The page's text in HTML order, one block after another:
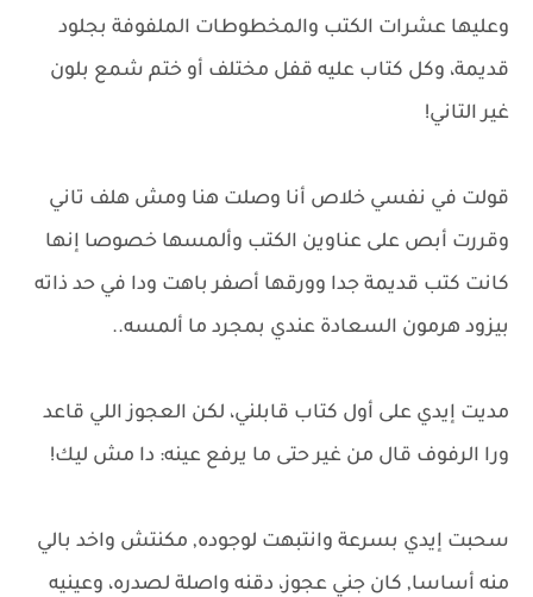
وعليها عشرات الكتب والمخطوطات الملفوفة بجلود
قديمة، وكل كتاب عليه قفل مختلف أو ختم شمع بلون
غير التاني!
قولت في نفسي خلاص أنا وصلت هنا ومش هلف تاني
وقررت أبص على عناوين الكتب وألمسها خصوصا إنها
كانت كتب قديمة جدا وورقها أصفر باهت ودا في حد ذاته
بيزود هرمون السعادة عندي بمجرد ما ألمسه..
مديت إيدي على أول كتاب قابلني، لكن العجوز اللي قاعد
ورا الرفوف قال من غير حتى ما يرفع عينه: دا مش ليك!
سحبت إيدي بسرعة وانتبهت لوجوده, مكنتش واخد بالي
منه أساسا, كان جني عجوز، دقنه واصلة لصدره، وعينيه